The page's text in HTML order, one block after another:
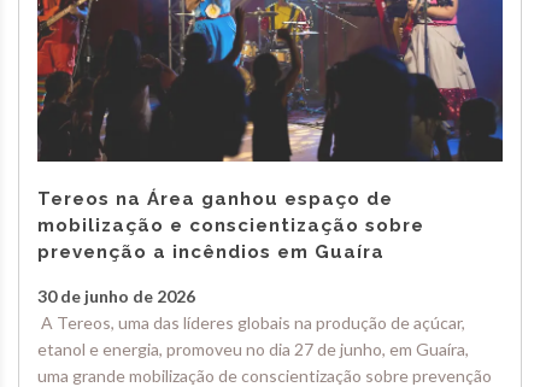
Tereos na Área ganhou espaço de
mobilização e conscientização sobre
prevenção a incêndios em Guaíra
30 de junho de 2026
A Tereos, uma das líderes globais na produção de açúcar,
etanol e energia, promoveu no dia 27 de junho, em Guaíra,
uma grande mobilização de conscientização sobre prevenção